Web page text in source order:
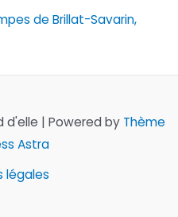
de Brillat-Savarin,
d'elle | Powered by Thème
Astra
légales